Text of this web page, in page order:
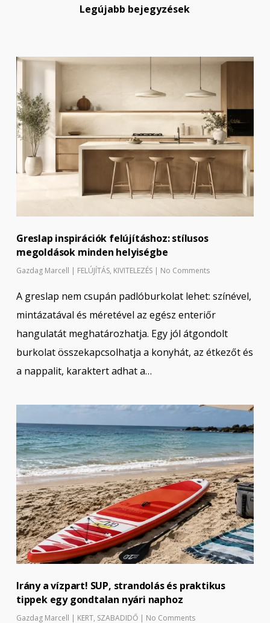
Legújabb bejegyzések
Greslap inspirációk felújításhoz: stílusos
megoldások minden helyiségbe
Gazdag Marcell | FELÚJÍTÁS, KIVITELEZÉS | No Comments
A greslap nem csupán padlóburkolat lehet: színével,
mintázatával és méretével az egész enteriőr
hangulatát meghatározhatja. Egy jól átgondolt
burkolat összekapcsolhatja a konyhát, az étkezőt és
a nappalit, karaktert adhat a…
Irány a vízpart! SUP, strandolás és praktikus
tippek egy gondtalan nyári naphoz
Gazdag Marcell | KERT, SZABADIDŐ | No Comments